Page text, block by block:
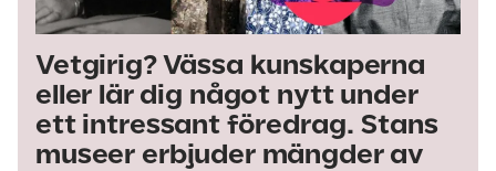
Vetgirig? Vässa kunskaperna
eller lär dig något nytt under
ett intressant föredrag. Stans
museer erbjuder mängder av